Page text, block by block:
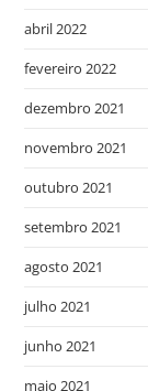
abril 2022
fevereiro 2022
dezembro 2021
novembro 2021
outubro 2021
setembro 2021
agosto 2021
julho 2021
junho 2021
maio 2021